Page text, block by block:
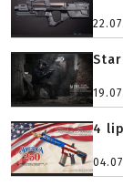
4